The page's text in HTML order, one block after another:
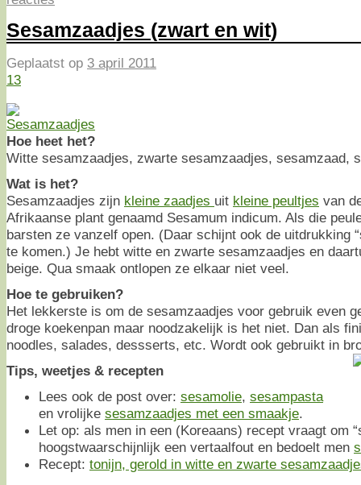
Sesamzaadjes (zwart en wit)
Geplaatst op 3 april 2011
13
Hoe heet het?
Witte sesamzaadjes, zwarte sesamzaadjes, sesamzaad,
Wat is het?
Sesamzaadjes zijn kleine zaadjes uit kleine peultjes van
Afrikaanse plant genaamd Sesamum indicum. Als die
barsten ze vanzelf open. (Daar schijnt ook de uitdrukking
te komen.) Je hebt witte en zwarte sesamzaadjes en
beige. Qua smaak ontlopen ze elkaar niet veel.
Hoe te gebruiken?
Het lekkerste is om de sesamzaadjes voor gebruik even
droge koekenpan maar noodzakelijk is het niet. Dan als
noodles, salades, dessserts, etc. Wordt ook gebruikt in
Tips, weetjes & recepten
Lees ook de post over: sesamolie, sesampasta
en vrolijke sesamzaadjes met een smaakje.
Let op: als men in een (Koreaans) recept vraagt om
hoogstwaarschijnlijk een vertaalfout en bedoelt men
Recept: tonijn, gerold in witte en zwarte